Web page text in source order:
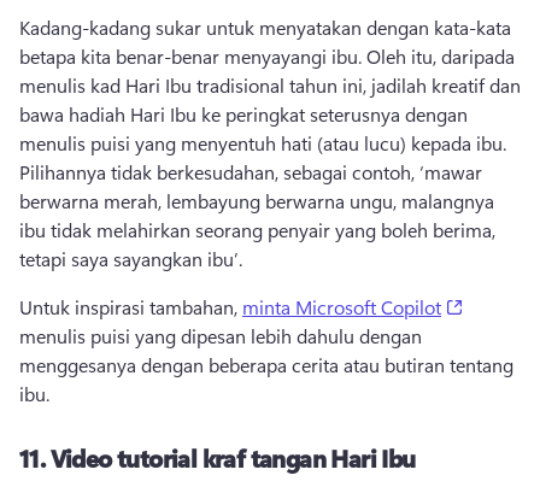
Kadang-kadang sukar untuk menyatakan dengan kata-kata
betapa kita benar-benar menyayangi ibu. Oleh itu, daripada
menulis kad Hari Ibu tradisional tahun ini, jadilah kreatif dan
bawa hadiah Hari Ibu ke peringkat seterusnya dengan
Pilihannya tidak berkesudahan, sebagai contoh, ‘mawar
berwarna merah, lembayung berwarna ungu, malangnya
ibu tidak melahirkan seorang penyair yang boleh berima,
tetapi saya sayangkan ibu’.
Untuk inspirasi tambahan, minta Microsoft Copilot
menulis puisi yang dipesan lebih dahulu dengan
menggesanya dengan beberapa cerita atau butiran tentang
ibu.
11.Video tutorial kraf tangan Hari Ibu